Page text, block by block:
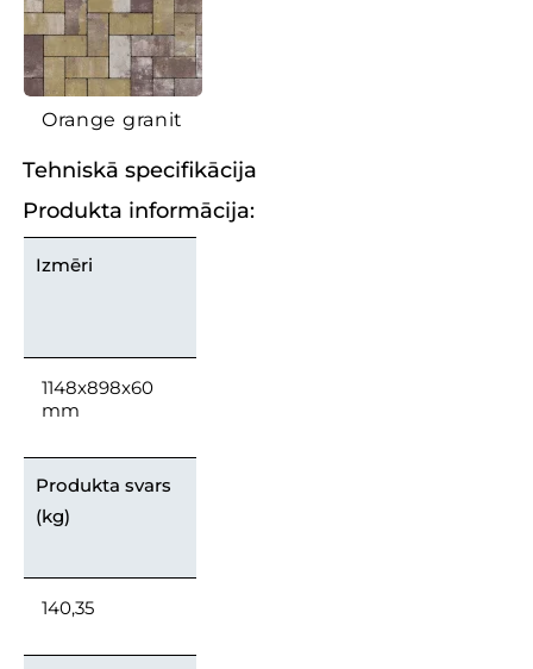
Orange granit
Tehniskā specifikācija
Produkta informācija:
Izmēri
1148x898x60
mm
Produkta svars
(kg)
140,35